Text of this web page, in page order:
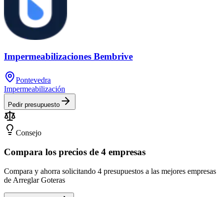
Impermeabilizaciones Bembrive
Pontevedra
Impermeabilización
Pedir presupuesto
Consejo
Compara los precios de 4 empresas
Compara y ahorra solicitando 4 presupuestos a las mejores empresas
de Arreglar Goteras